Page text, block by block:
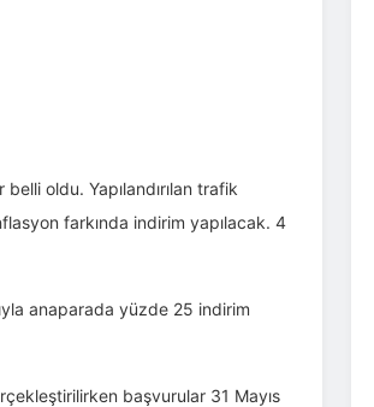
belli oldu. Yapılandırılan trafik
farkında indirim yapılacak. 4
anaparada yüzde 25 indirim
başvurular 31 Mayıs